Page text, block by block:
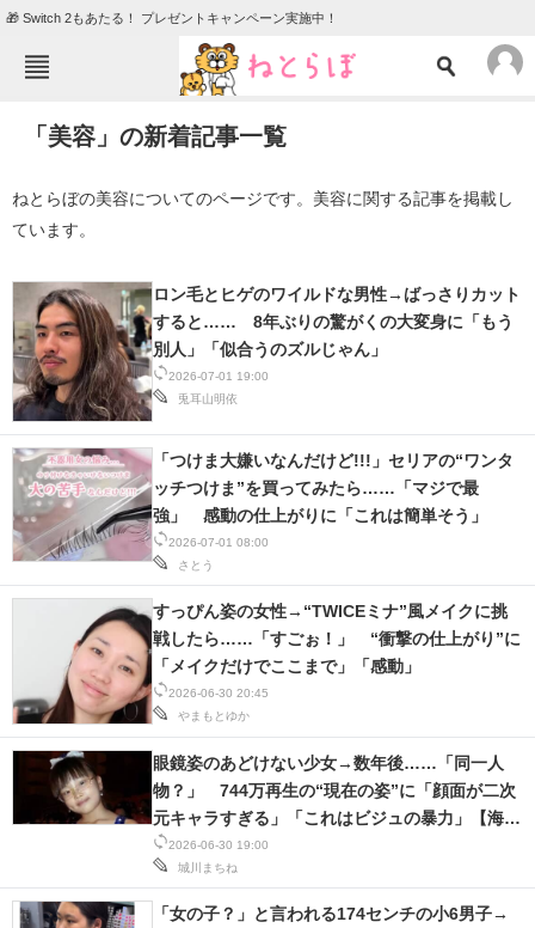
🎁 Switch 2もあたる！ プレゼントキャンペーン実施中！
TOP ニュース
グルメ
住まい
動物 リサーチ
会員記事
メディア
注目記事を集めた総合ページ
ITの今と未来を見通す
進化するPCとデバイスの未来
好きが集まる 比べて選べる
AI活用のいまが分かる
企業ITのトレンドを詳説
経営リーダーのコミュニティ
「美容」の新着記事一覧
ねとらぼの美容についてのページです。美容に関する記事を掲載し
ています。
2026-07-01 19:00
兎耳山明依
ロン毛とヒゲのワイルドな男性→ばっさりカット
すると…… 8年ぶりの驚がくの大変身に「もう
別人」「似合うのズルじゃん」
2026-07-01 08:00
さとう
「つけま大嫌いなんだけど!!!」セリアの“ワンタ
ッチつけま”を買ってみたら……「マジで最
強」 感動の仕上がりに「これは簡単そう」
2026-06-30 20:45
やまもとゆか
すっぴん姿の女性→“TWICEミナ”風メイクに挑
戦したら……「すごぉ！」 “衝撃の仕上がり”に
「メイクだけでここまで」「感動」
2026-06-30 19:00
城川まちね
眼鏡姿のあどけない少女→数年後……「同一人
物？」 744万再生の“現在の姿”に「顔面が二次
元キャラすぎる」「これはビジュの暴力」【海
外】
「女の子？」と言われる174センチの小6男子→